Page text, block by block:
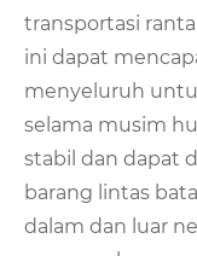
transportasi
ini dapat
menyeluruh
selama musim
stabil dan dapat
barang lintas
dalam dan luar